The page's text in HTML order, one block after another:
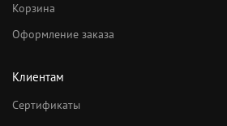
Корзина
Оформление заказа
Клиентам
Сертификаты